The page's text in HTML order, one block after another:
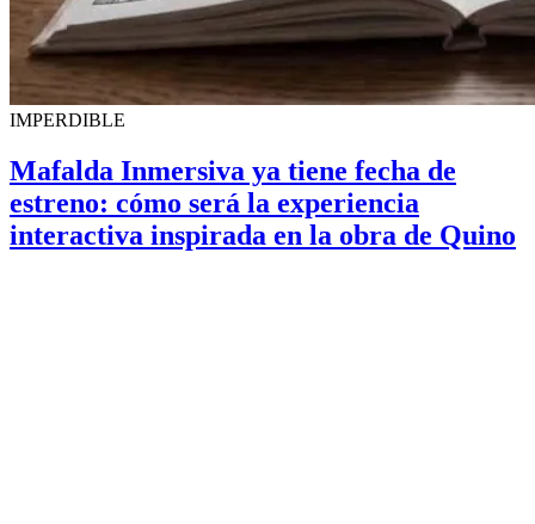
IMPERDIBLE
Mafalda Inmersiva ya tiene fecha de
estreno: cómo será la experiencia
interactiva inspirada en la obra de Quino